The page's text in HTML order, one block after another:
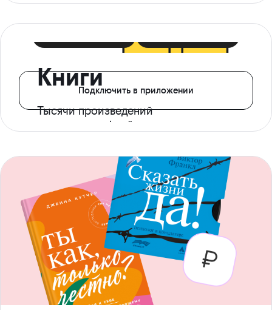
Книги
Тысячи произведений
с доступом офлайн
Подключить в приложении